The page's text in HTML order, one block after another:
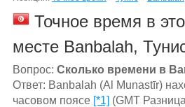
Точное время в
месте Banbalah,
Вопрос: Сколько времени в
Ответ: Banbalah (Al Munastīr)
часовом поясе [*1] (GMT